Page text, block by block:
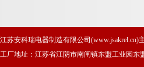
江苏安科瑞电器制造有限公司(www.jsakrel.cn)
工厂地址：江苏省江阴市南闸镇东盟工业园